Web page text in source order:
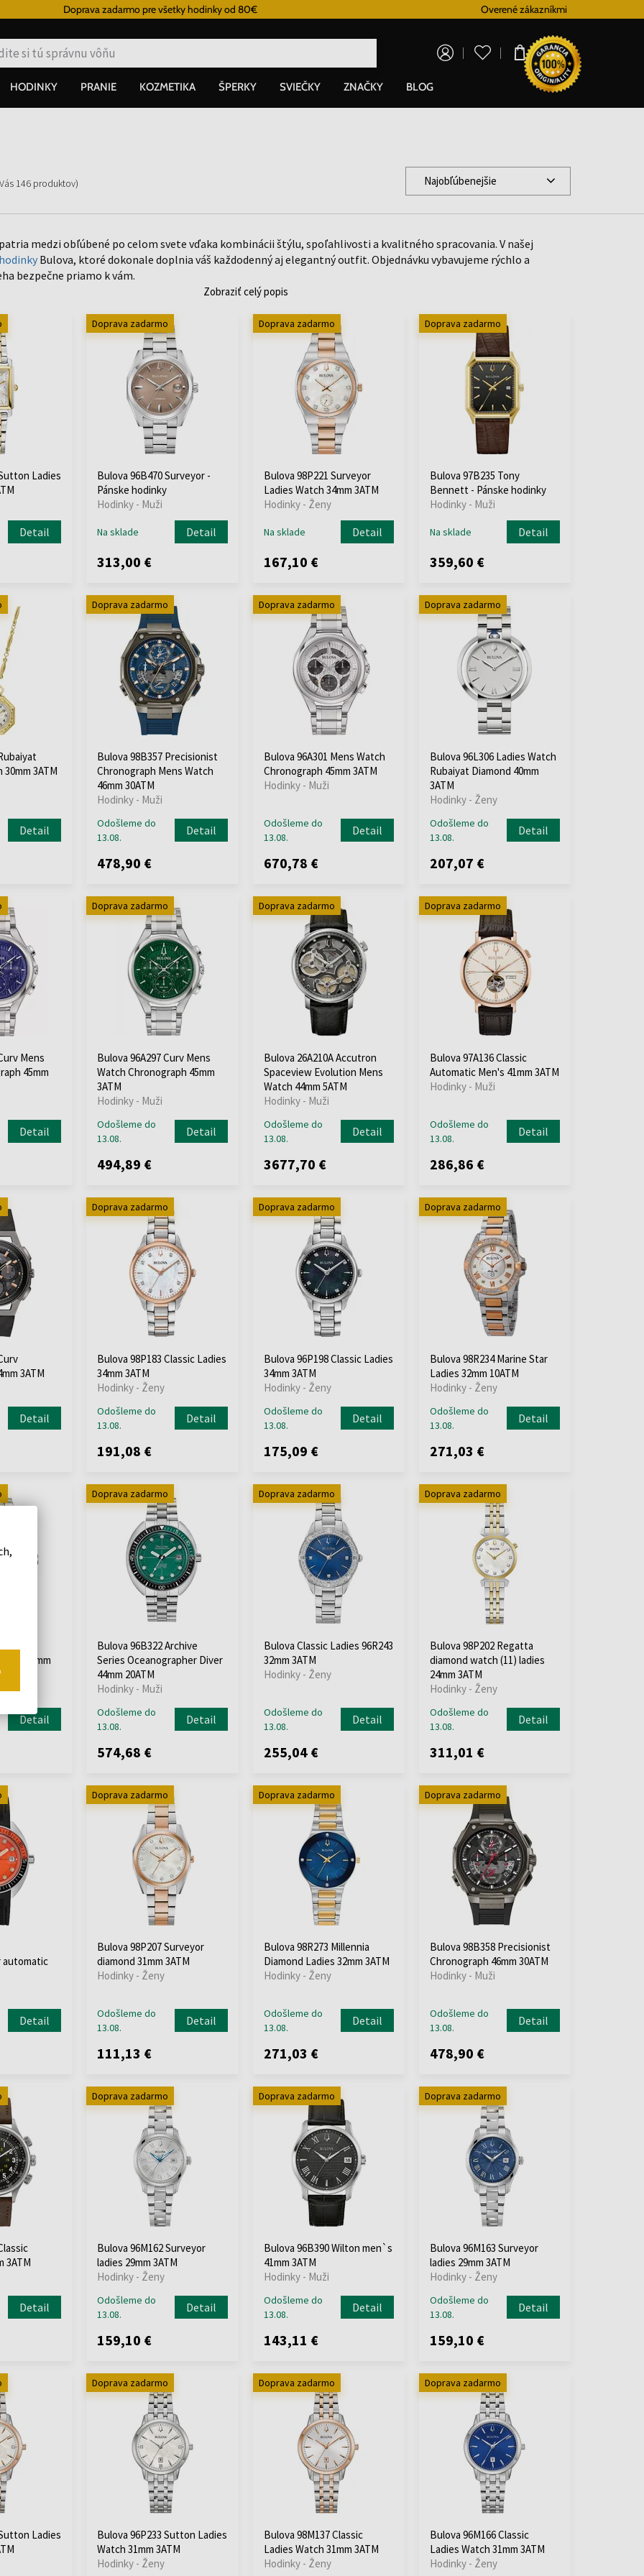
Doprava zadarmo pre všetky hodinky od 80€ Overené zákazníkmi
0,00 €
HODINKY PRANIE KOZMETIKA ŠPERKY SVIEČKY ZNAČKY BLOG
146 produktov) Najobľúbenejšie
medzi obľúbené po celom svete vďaka kombinácii štýlu, spoľahlivosti a kvalitného spracovania. V našej
hodinky Bulova, ktoré dokonale doplnia váš každodenný aj elegantný outfit. Objednávku vybavujeme rýchlo a
bezpečne priamo k vám.
Zobraziť celý popis
Ladies
Detail
Doprava zadarmo
Bulova 96B470 Surveyor -
Pánske hodinky
Hodinky - Muži
Na sklade Detail
313,00 €
Doprava zadarmo
Bulova 98P221 Surveyor
Ladies Watch 34mm 3ATM
Hodinky - Ženy
Na sklade Detail
167,10 €
Doprava zadarmo
Bulova 97B235 Tony
Bennett - Pánske hodinky
Hodinky - Muži
Na sklade Detail
359,60 €
3ATM
Detail
Doprava zadarmo
Bulova 98B357 Precisionist
Chronograph Mens Watch
46mm 30ATM
Hodinky - Muži
Odošleme do
13.08.
Detail
478,90 €
Doprava zadarmo
Bulova 96A301 Mens Watch
Chronograph 45mm 3ATM
Hodinky - Muži
Odošleme do
13.08.
Detail
670,78 €
Doprava zadarmo
Bulova 96L306 Ladies Watch
Rubaiyat Diamond 40mm
3ATM
Hodinky - Ženy
Odošleme do
13.08.
Detail
207,07 €
Mens
45mm
Detail
Doprava zadarmo
Bulova 96A297 Curv Mens
Watch Chronograph 45mm
3ATM
Hodinky - Muži
Odošleme do
13.08.
Detail
494,89 €
Doprava zadarmo
Bulova 26A210A Accutron
Spaceview Evolution Mens
Watch 44mm 5ATM
Hodinky - Muži
Odošleme do
13.08.
Detail
3677,70 €
Doprava zadarmo
Bulova 97A136 Classic
Automatic Men's 41mm 3ATM
Hodinky - Muži
Odošleme do
13.08.
Detail
286,86 €
3ATM
Detail
Doprava zadarmo
Bulova 98P183 Classic Ladies
34mm 3ATM
Hodinky - Ženy
Odošleme do
13.08.
Detail
191,08 €
Doprava zadarmo
Bulova 96P198 Classic Ladies
34mm 3ATM
Hodinky - Ženy
Odošleme do
13.08.
Detail
175,09 €
Doprava zadarmo
Bulova 98R234 Marine Star
Ladies 32mm 10ATM
Hodinky - Ženy
Odošleme do
13.08.
Detail
271,03 €
44mm
Detail
Doprava zadarmo
Bulova 96B322 Archive
Series Oceanographer Diver
44mm 20ATM
Hodinky - Muži
Odošleme do
13.08.
Detail
574,68 €
Doprava zadarmo
Bulova Classic Ladies 96R243
32mm 3ATM
Hodinky - Ženy
Odošleme do
13.08.
Detail
255,04 €
Doprava zadarmo
Bulova 98P202 Regatta
diamond watch (11) ladies
24mm 3ATM
Hodinky - Ženy
Odošleme do
13.08.
Detail
311,01 €
automatic
Detail
Doprava zadarmo
Bulova 98P207 Surveyor
diamond 31mm 3ATM
Hodinky - Ženy
Odošleme do
13.08.
Detail
111,13 €
Doprava zadarmo
Bulova 98R273 Millennia
Diamond Ladies 32mm 3ATM
Hodinky - Ženy
Odošleme do
13.08.
Detail
271,03 €
Doprava zadarmo
Bulova 98B358 Precisionist
Chronograph 46mm 30ATM
Hodinky - Muži
Odošleme do
13.08.
Detail
478,90 €
3ATM
Detail
Doprava zadarmo
Bulova 96M162 Surveyor
ladies 29mm 3ATM
Hodinky - Ženy
Odošleme do
13.08.
Detail
159,10 €
Doprava zadarmo
Bulova 96B390 Wilton men`s
41mm 3ATM
Hodinky - Muži
Odošleme do
13.08.
Detail
143,11 €
Doprava zadarmo
Bulova 96M163 Surveyor
ladies 29mm 3ATM
Hodinky - Ženy
Odošleme do
13.08.
Detail
159,10 €
Ladies
Doprava zadarmo
Bulova 96P233 Sutton Ladies
Watch 31mm 3ATM
Hodinky - Ženy
Doprava zadarmo
Bulova 98M137 Classic
Ladies Watch 31mm 3ATM
Hodinky - Ženy
Doprava zadarmo
Bulova 96M166 Classic
Ladies Watch 31mm 3ATM
Hodinky - Ženy